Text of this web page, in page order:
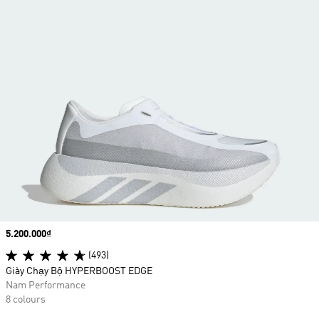
Price
5.200.000₫
(493)
Giày Chạy Bộ HYPERBOOST EDGE
Nam Performance
8 colours